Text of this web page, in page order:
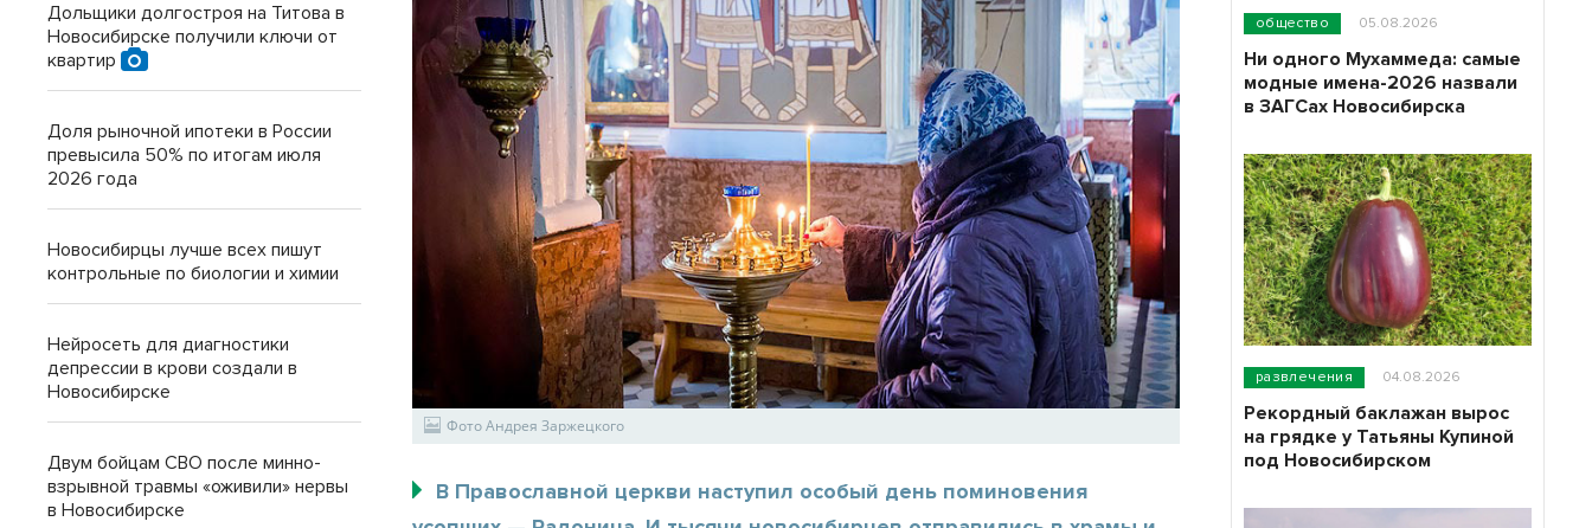
Фото Андрея Заржецкого
В Православной церкви наступил особый день поминовения
Дольщики долгостроя на Титова в
Новосибирске получили ключи от
квартир
Доля рыночной ипотеки в России
превысила 50% по итогам июля
2026 года
Новосибирцы лучше всех пишут
контрольные по биологии и химии
Нейросеть для диагностики
депрессии в крови создали в
Новосибирске
Двум бойцам СВО после минно-
взрывной травмы «оживили» нервы
в Новосибирске
общество 05.08.2026
Ни одного Мухаммеда: самые
модные имена-2026 назвали
в ЗАГСах Новосибирска
развлечения 04.08.2026
Рекордный баклажан вырос
на грядке у Татьяны Купиной
под Новосибирском